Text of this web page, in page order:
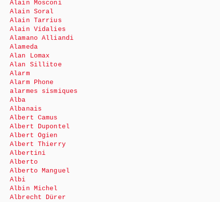
Alain Mosconi
Alain Soral
Alain Tarrius
Alain Vidalies
Alamano Alliandi
Alameda
Alan Lomax
Alan Sillitoe
Alarm
Alarm Phone
alarmes sismiques
Alba
Albanais
Albert Camus
Albert Dupontel
Albert Ogien
Albert Thierry
Albertini
Alberto
Alberto Manguel
Albi
Albin Michel
Albrecht Dürer